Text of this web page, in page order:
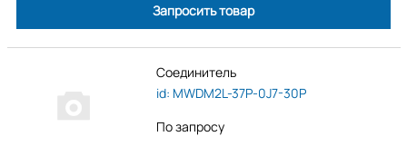
Запросить товар
Соединитель
id: MWDM2L-37P-0J7-30P
По запросу